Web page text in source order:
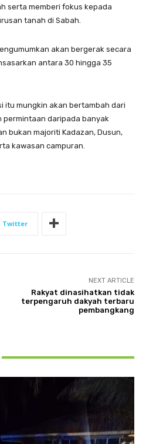
serta memberi fokus kepada
tanah di Sabah.
akan bergerak secara
antara 30 hingga 35
itu mungkin akan bertambah dari
permintaan daripada banyak
bukan majoriti Kadazan, Dusun,
kawasan campuran.
Twitter
NEXT ARTICLE
Rakyat dinasihatkan tidak
terpengaruh dakyah terbaru
pembangkang